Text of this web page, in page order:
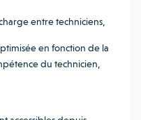
entre techniciens,
en fonction de la
du technicien,